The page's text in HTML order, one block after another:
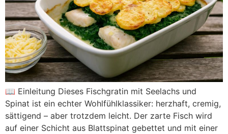
📖 Einleitung Dieses Fischgratin mit Seelachs und
Spinat ist ein echter Wohlfühlklassiker: herzhaft, cremig,
sättigend – aber trotzdem leicht. Der zarte Fisch wird
auf einer Schicht aus Blattspinat gebettet und mit einer